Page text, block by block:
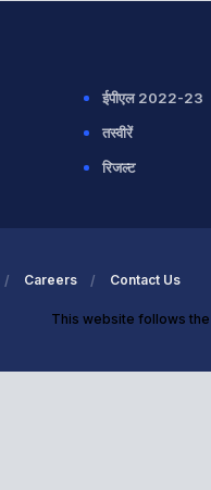
ईपीएल 2022-23
तस्वीरें
रिजल्ट
Careers Contact Us
This website follows